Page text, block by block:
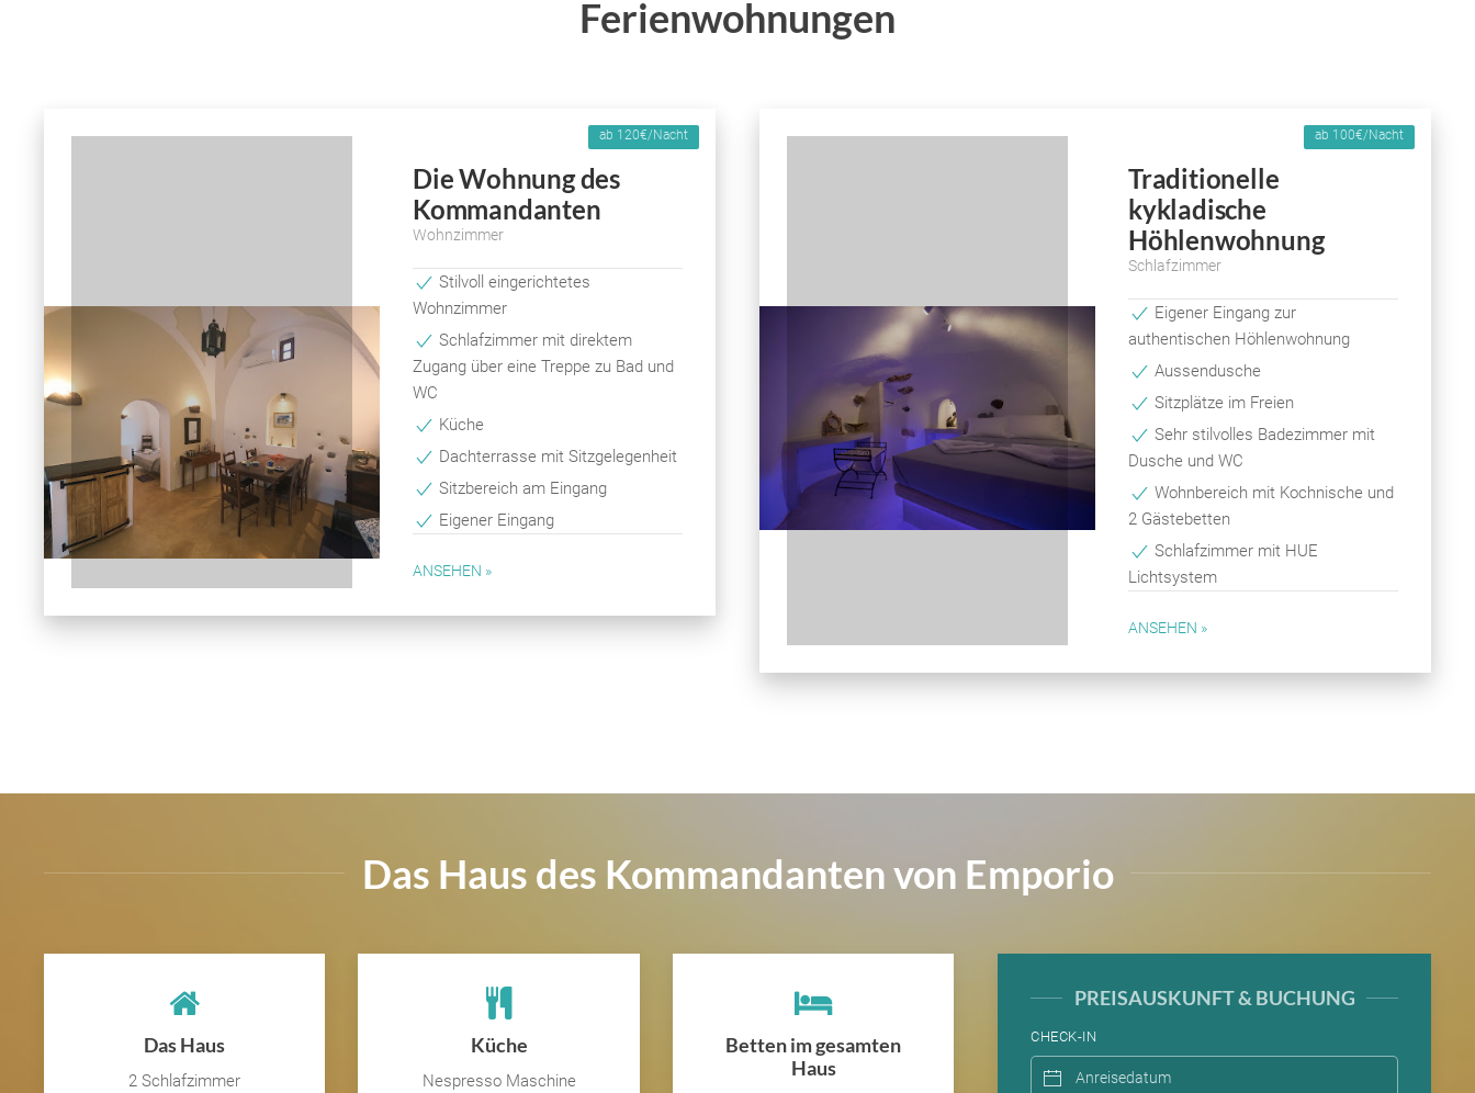
Ferienwohnungen
Die Wohnung des
Kommandanten
Wohnzimmer
ab 120€/Nacht
Stilvoll eingerichtetes
Wohnzimmer
Schlafzimmer mit direktem
Zugang über eine Treppe zu Bad und
WC
Küche
Dachterrasse mit Sitzgelegenheit
Sitzbereich am Eingang
Eigener Eingang
ANSEHEN »
Traditionelle
kykladische
Höhlenwohnung
Schlafzimmer
ab 100€/Nacht
Eigener Eingang zur
authentischen Höhlenwohnung
Aussendusche
Sitzplätze im Freien
Sehr stilvolles Badezimmer mit
Dusche und WC
Wohnbereich mit Kochnische und
2 Gästebetten
Schlafzimmer mit HUE
Lichtsystem
ANSEHEN »
Das Haus des Kommandanten von Emporio
Das Haus
2 Schlafzimmer
Küche
Nespresso Maschine
Betten im gesamten
Haus
PREISAUSKUNFT & BUCHUNG
CHECK-IN